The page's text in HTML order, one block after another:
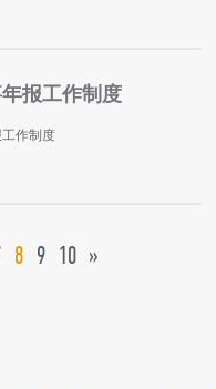
报工作制度
作制度
8 9 10 »